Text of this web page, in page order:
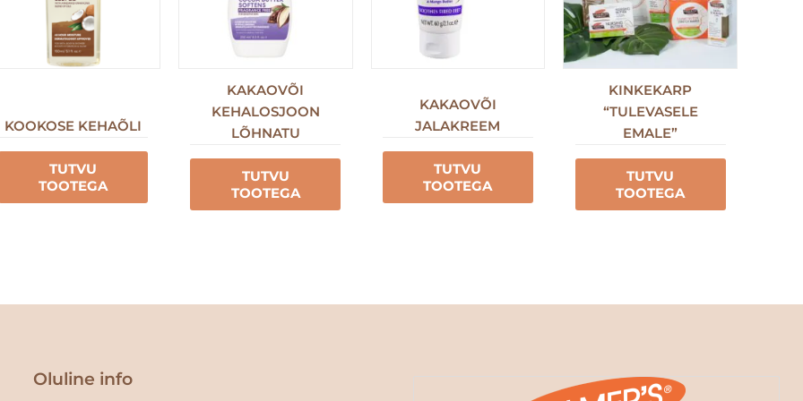
KOOKOSE KEHAÕLI
TUTVU
TOOTEGA
KAKAOVÕI
KEHALOSJOON
LÕHNATU
TUTVU
TOOTEGA
KAKAOVÕI
JALAKREEM
TUTVU
TOOTEGA
KINKEKARP
“TULEVASELE
EMALE”
TUTVU
TOOTEGA
Oluline info